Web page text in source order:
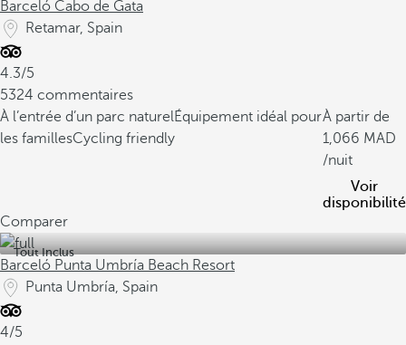
Barceló Cabo de Gata
Retamar, Spain
4.3/5
5324 commentaires
À l’entrée d’un parc naturelÉquipement idéal pour
les famillesCycling friendly
À partir de
1,066
/nuit
Voir
disponibilité
Comparer
Tout Inclus
Barceló Punta Umbría Beach Resort
Punta Umbría, Spain
4/5